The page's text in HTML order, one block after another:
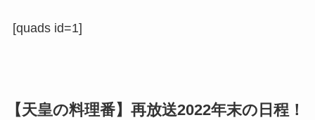
[quads id=1]
【天皇の料理番】再放送2022年末の日程！